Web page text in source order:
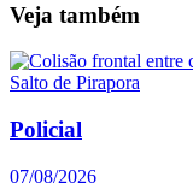
Veja também
Policial
07/08/2026